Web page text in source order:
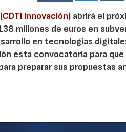
CDTI Innovación) abrirá el
millones de euros en
en tecnologías
esta convocatoria para que
preparar sus propuestas